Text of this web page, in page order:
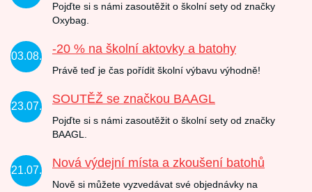
Pojďte si s námi zasoutěžit o školní sety od značky
Oxybag.
03.08.
-20 % na školní aktovky a batohy
Právě teď je čas pořídit školní výbavu výhodně!
23.07.
SOUTĚŽ se značkou BAAGL
Pojďte si s námi zasoutěžit o školní sety od značky
BAAGL.
21.07.
Nová výdejní místa a zkoušení batohů
Nově si můžete vyzvedávat své objednávky na